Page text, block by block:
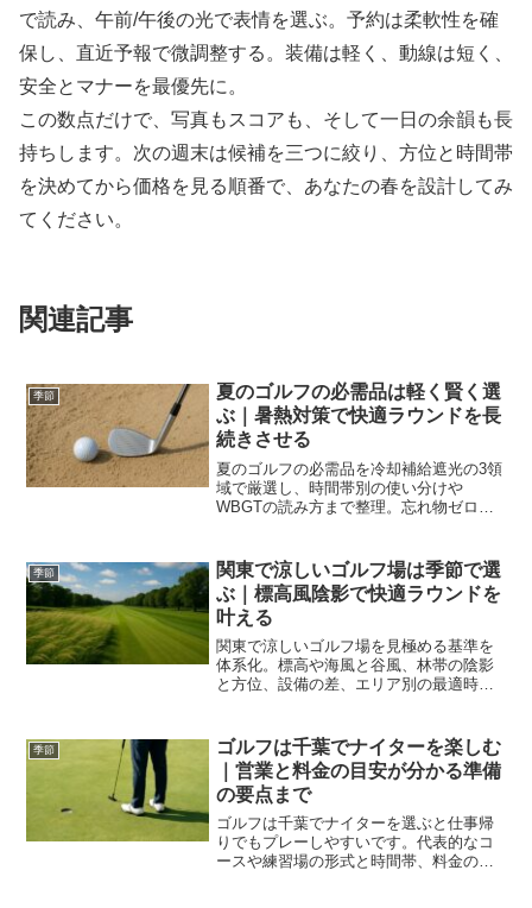
で読み、午前/午後の光で表情を選ぶ。予約は柔軟性を確
保し、直近予報で微調整する。装備は軽く、動線は短く、
安全とマナーを最優先に。
この数点だけで、写真もスコアも、そして一日の余韻も長
持ちします。次の週末は候補を三つに絞り、方位と時間帯
を決めてから価格を見る順番で、あなたの春を設計してみ
てください。
関連記事
季節
夏のゴルフの必需品は軽く賢く選
ぶ｜暑熱対策で快適ラウンドを長
続きさせる
夏のゴルフの必需品を冷却補給遮光の3領
域で厳選し、時間帯別の使い分けや
WBGTの読み方まで整理。忘れ物ゼロの
季節
関東で涼しいゴルフ場は季節で選
ぶ｜標高風陰影で快適ラウンドを
叶える
関東で涼しいゴルフ場を見極める基準を
体系化。標高や海風と谷風、林帯の陰影
と方位、設備の差、エリア別の最適時
ます。
季節
ゴルフは千葉でナイターを楽しむ
｜営業と料金の目安が分かる準備
の要点まで
ゴルフは千葉でナイターを選ぶと仕事帰
りでもプレーしやすいです。代表的なコ
ースや練習場の形式と時間帯、料金の目